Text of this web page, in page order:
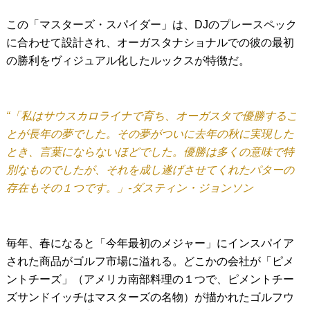
この「マスターズ・スパイダー」は、DJのプレースペック
に合わせて設計され、オーガスタナショナルでの彼の最初
の勝利をヴィジュアル化したルックスが特徴だ。
“「私はサウスカロライナで育ち、オーガスタで優勝するこ
とが長年の夢でした。その夢がついに去年の秋に実現した
とき、言葉にならないほどでした。優勝は多くの意味で特
別なものでしたが、それを成し遂げさせてくれたパターの
存在もその１つです。」-ダスティン・ジョンソン
毎年、春になると「今年最初のメジャー」にインスパイア
された商品がゴルフ市場に溢れる。どこかの会社が「ピメ
ントチーズ」（アメリカ南部料理の１つで、ピメントチー
ズサンドイッチはマスターズの名物）が描かれたゴルフウ